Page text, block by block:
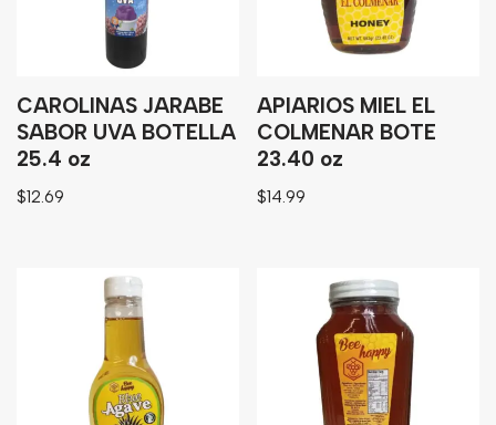
CAROLINAS JARABE
SABOR UVA BOTELLA
25.4 oz
$12.69
APIARIOS MIEL EL
COLMENAR BOTE
23.40 oz
$14.99